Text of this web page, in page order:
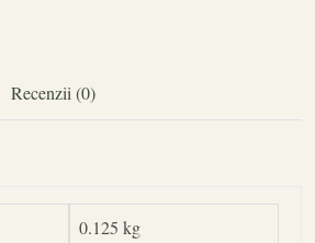
Recenzii (0)
0.125 kg